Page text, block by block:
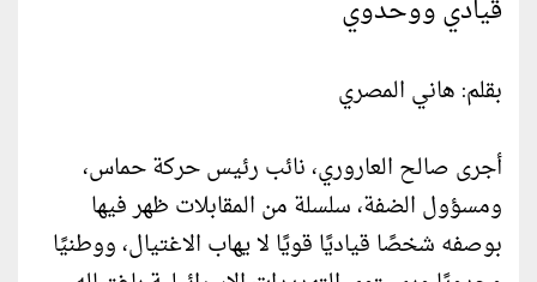
قيادي ووحدوي
بقلم: هاني المصري
أجرى صالح العاروري، نائب رئيس حركة حماس،
ومسؤول الضفة، سلسلة من المقابلات ظهر فيها
بوصفه شخصًا قياديًا قويًا لا يهاب الاغتيال، ووطنيًا